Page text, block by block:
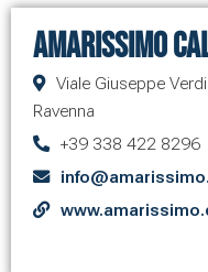
Amarissimo
Viale Giuseppe
Ravenna
+39 338 422 8296